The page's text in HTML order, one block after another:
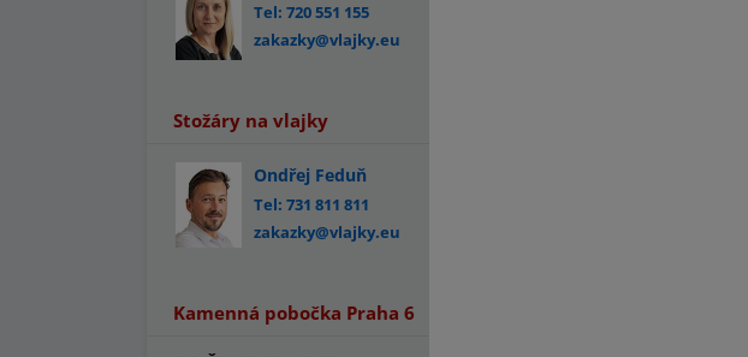
Tel: 720 551 155
zakazky@vlajky.eu
Stožáry na vlajky
Ondřej Feduň
Tel: 731 811 811
zakazky@vlajky.eu
Kamenná pobočka Praha 6